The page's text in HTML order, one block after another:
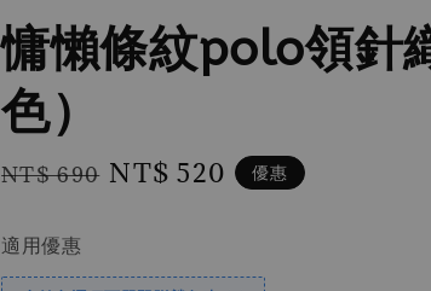
慵懶條紋polo領針
色）
Regular
NT$ 690 Sale
NT$ 520 優惠
適用優惠